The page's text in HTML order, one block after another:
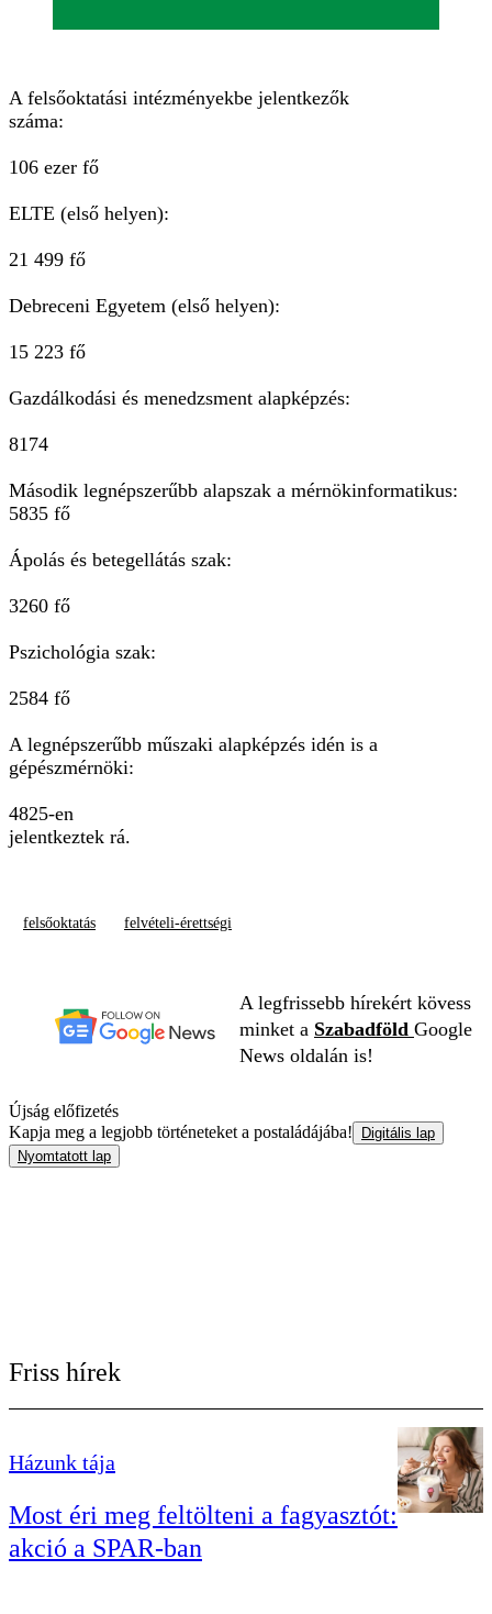
A felsőoktatási intézményekbe jelentkezők
száma:
106 ezer fő
ELTE (első helyen):
21 499 fő
Debreceni Egyetem (első helyen):
15 223 fő
Gazdálkodási és menedzsment alapképzés:
8174
Második legnépszerűbb alapszak a mérnökinformatikus:
5835 fő
Ápolás és betegellátás szak:
3260 fő
Pszichológia szak:
2584 fő
A legnépszerűbb műszaki alapképzés idén is a
gépészmérnöki:
4825-en
jelentkeztek rá.
felsőoktatás felvételi-érettségi
A legfrissebb hírekért kövess
minket a Szabadföld Google
News oldalán is!
Újság előfizetés
Kapja meg a legjobb történeteket a postaládájába!
Digitális lap
Nyomtatott lap
Friss hírek
Házunk tája
Most éri meg feltölteni a fagyasztót:
akció a SPAR-ban